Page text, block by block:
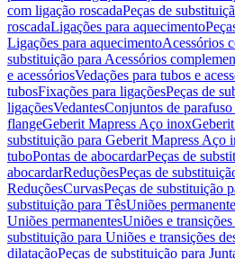
com ligação roscadaPeças de
roscadaLigações para aquecimento
Ligações para aquecimentoAcessórios
substituição para Acessórios
e acessóriosVedações para tubos e
tubosFixações para ligaçõesPeças de
ligaçõesVedantesConjuntos de
flangeGeberit Mapress Aço inox
substituição para Geberit Mapress Aço
tuboPontas de abocardarPeças de
abocardarReduçõesPeças de
ReduçõesCurvasPeças de substituição
substituição para TêsUniões
Uniões permanentesUniões e
substituição para Uniões e transições
dilataçãoPeças de substituição para